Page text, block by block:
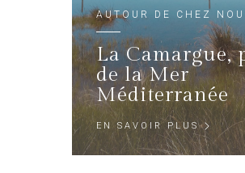
AUTOUR DE CHEZ
La Camargue,
de la Mer
Méditerranée
EN SAVOIR PLUS